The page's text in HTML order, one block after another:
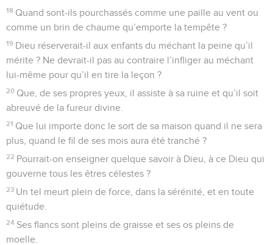
18 Quand sont-ils pourchassés comme une paille au vent ou
comme un brin de chaume qu’emporte la tempête ?
19 Dieu réserverait-il aux enfants du méchant la peine qu’il
mérite ? Ne devrait-il pas au contraire l’infliger au méchant
lui-même pour qu’il en tire la leçon ?
20 Que, de ses propres yeux, il assiste à sa ruine et qu’il soit
abreuvé de la fureur divine.
21 Que lui importe donc le sort de sa maison quand il ne sera
plus, quand le fil de ses mois aura été tranché ?
22 Pourrait-on enseigner quelque savoir à Dieu, à ce Dieu qui
gouverne tous les êtres célestes ?
23 Un tel meurt plein de force, dans la sérénité, et en toute
quiétude.
24 Ses flancs sont pleins de graisse et ses os pleins de
moelle.